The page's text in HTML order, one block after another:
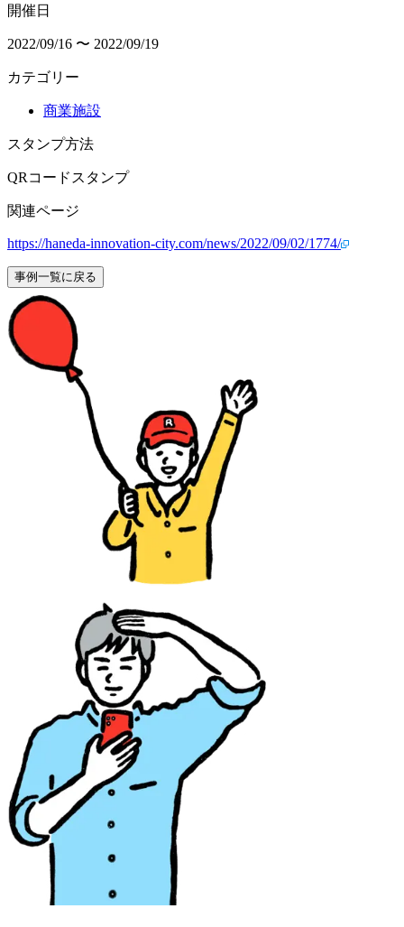
開催日
2022/09/16 〜 2022/09/19
カテゴリー
商業施設
スタンプ方法
QRコードスタンプ
関連ページ
https://haneda-innovation-city.com/news/2022/09/02/1774/
事例一覧に戻る